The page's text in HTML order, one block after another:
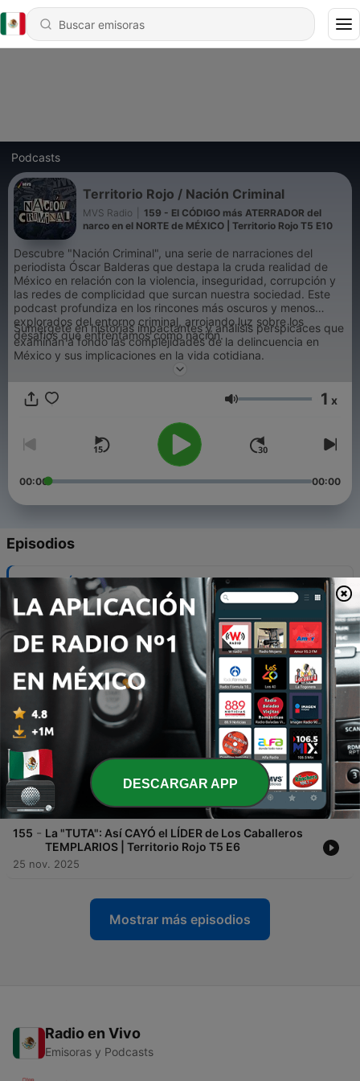
Podcasts
Territorio Rojo / Nación Criminal
MVS Radio
159 - El CÓDIGO más ATERRADOR del
narco en el NORTE de MÉXICO | Territorio Rojo T5 E10
Descubre "Nación Criminal", una serie de narraciones del
periodista Óscar Balderas que destapa la cruda realidad de
México en relación con la violencia, inseguridad, corrupción y
las redes de complicidad que surcan nuestra sociedad. Este
podcast profundiza en los rincones más oscuros y menos
explorados del entorno criminal, arrojando luz sobre los
desafíos que enfrentamos como nación.
Sumérgete en historias impactantes y análisis perspicaces que
examinan a fondo las complejidades de la delincuencia en
México y sus implicaciones en la vida cotidiana.
Volumen 1 x
00:00 00:00
Episodios
159 - El CÓDIGO más ATERRADOR del narco en el
NORTE de MÉXICO | Territorio Rojo T5 E10
22 dic. 2025
158 -
El día que el MUNDO conoció al CÁRTEL JALISCO
| Territorio Rojo T5 E9
15 dic. 2025
157 - La historia NO CONTADA de la FUGA de “EL
CHAPO” | Territorio Rojo T5 E8
08 dic. 2025
156 -
La MASACRE de ALLENDE: el día que el LÍDER de
“LOS ZETAS” cayó | Territorio Rojo T5 E7
02 dic. 2025
155 - La "TUTA": Así CAYÓ el LÍDER de Los Caballeros
TEMPLARIOS | Territorio Rojo T5 E6
25 nov. 2025
Mostrar más episodios
Radio en Vivo
Emisoras y Podcasts
DESCARGAR APP